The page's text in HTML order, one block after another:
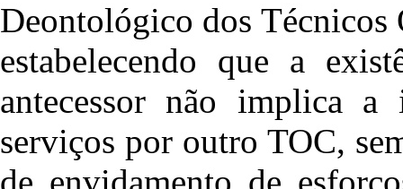
Deontológico dos Técnicos
estabelecendo que a
antecessor não implica a
serviços por outro TOC,